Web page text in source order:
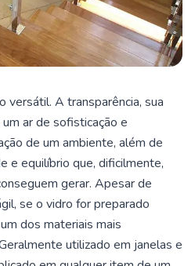
versátil. A transparência, sua
ar de sofisticação e
de um ambiente, além de
e equilíbrio que, dificilmente,
gerar. Apesar de
se o vidro for preparado
dos materiais mais
utilizado em janelas e